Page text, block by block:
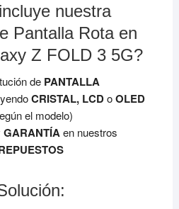
nuestra
Pantalla Rota en
Z FOLD 3 5G?
de PANTALLA
CRISTAL, LCDoOLED
el modelo)
GARANTÍAen nuestros